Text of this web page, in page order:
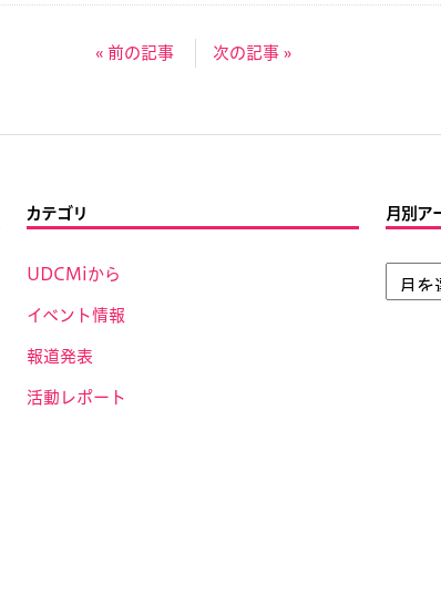
« 前の記事 次の記事 »
カテゴリ
UDCMiから
イベント情報
報道発表
活動レポート
月別ア